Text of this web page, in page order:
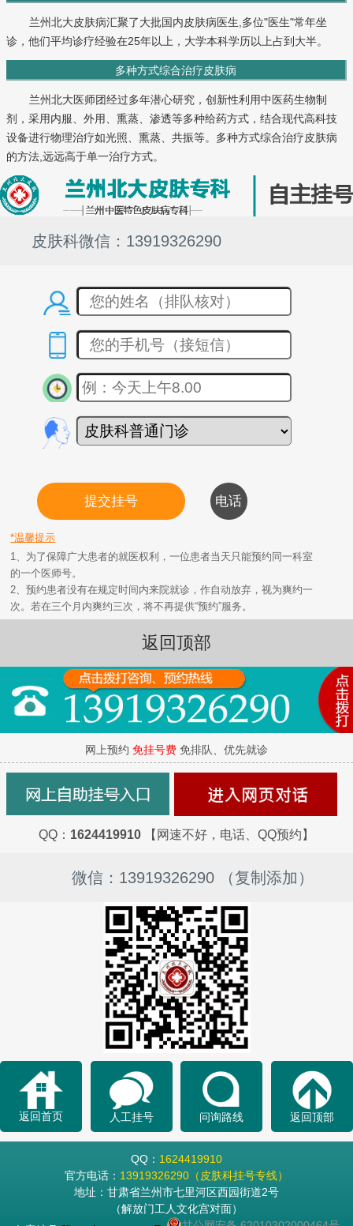
兰州北大皮肤病汇聚了大批国内皮肤病医生,多位"医生"常年坐
诊，他们平均诊疗经验在25年以上，大学本科学历以上占到大半。
多种方式综合治疗皮肤病
兰州北大医师团经过多年潜心研究，创新性利用中医药生物制
剂，采用内服、外用、熏蒸、渗透等多种给药方式，结合现代高科技
设备进行物理治疗如光照、熏蒸、共振等。多种方式综合治疗皮肤病
的方法,远远高于单一治疗方式。
皮肤科微信：13919326290
*温馨提示
1、为了保障广大患者的就医权利，一位患者当天只能预约同一科室
的一个医师号。
2、预约患者没有在规定时间内来院就诊，作自动放弃，视为爽约一
次。若在三个月内爽约三次，将不再提供“预约”服务。
返回顶部
网上预约 免挂号费 免排队、优先就诊
QQ： 1624419910 【网速不好，电话、QQ预约】
微信：13919326290 （复制添加）
返回首页 人工挂号 问询路线 返回顶部
QQ： 1624419910
官方电话： 13919326290（皮肤科挂号专线）
地址：甘肃省兰州市七里河区西园街道2号
（解放门工人文化宫对面）